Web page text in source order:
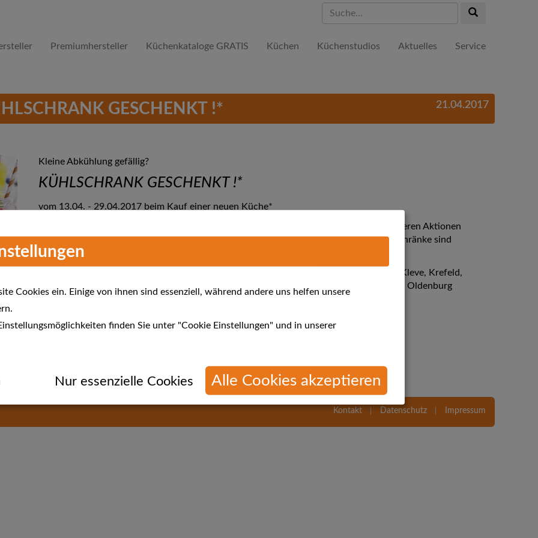
Suche...
Premiumhersteller Küchenkataloge GRATIS Küchen Küchenstudios Aktuelles Service
GESCHENKT !* 21.04.2017
!*
Kleine Abkühlung gefällig?
KÜHLSCHRANK GESCHENKT !*
vom 13.04. - 29.04.2017 beim Kauf einer neuen Küche*
*Gilt nur für Neuangebote und beim Kauf einer Küche ab 4.000 € und ist nicht mit anderen Aktionen
kombinierbar. Gilt für Kühlschränke bis zu einem Wert von 1.000€. Side by side Kühlschränke sind
ausgeschlossen.
Ahaus, Bochum, Düsseldorf, Dortmund, Duisburg, Essen, Köln, Kleve, Krefeld,
Münster, Recklinghausen, Sankt Augustin, Wuppertal, Regionale Beratung Ammerland / Oldenburg
hier.
Kontakt Datenschutz Impressum
Cookies ein. Einige von ihnen sind essenziell, während andere uns helfen unsere
finden Sie unter "Cookie Einstellungen" und in unserer
Nur essenzielle Cookies Alle Cookies akzeptieren